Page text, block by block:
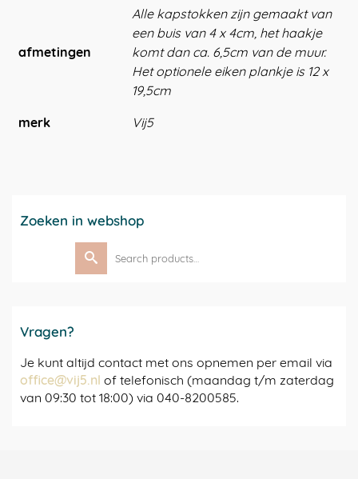
afmetingen
Alle kapstokken zijn gemaakt van
een buis van 4 x 4cm, het haakje
komt dan ca. 6,5cm van de muur.
Het optionele eiken plankje is 12 x
19,5cm
merk
Vij5
Zoeken in webshop
Search
for:
Vragen?
Je kunt altijd contact met ons opnemen per email via
office@vij5.nl of telefonisch (maandag t/m zaterdag
van 09:30 tot 18:00) via 040-8200585.